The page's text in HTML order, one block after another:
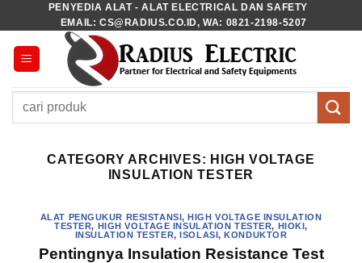
to
content
PENYEDIA ALAT - ALAT ELECTRICAL DAN SAFETY
EMAIL: CS@RADIUS.CO.ID, WA: 0821-2198-5207
Pencarian
CATEGORY ARCHIVES: HIGH VOLTAGE
INSULATION TESTER
ALAT PENGUKUR RESISTANSI,HIGH VOLTAGE INSULATION
TESTER, HIGH VOLTAGE INSULATION TESTER, HIOKI,
INSULATION TESTER,ISOLASI,KONDUKTOR
Pentingnya Insulation Resistance Test